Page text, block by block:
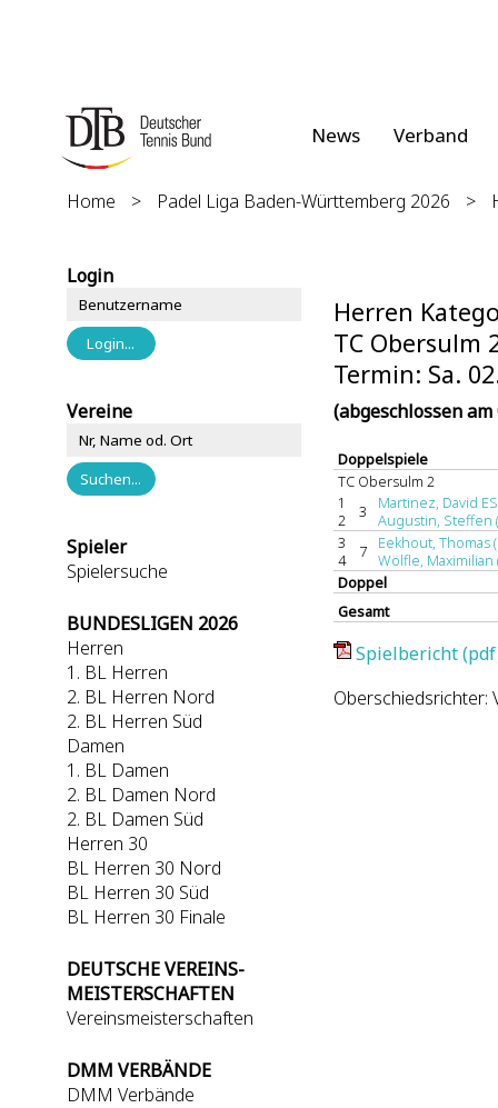
News Verband
Home > Padel Liga Baden-Württemberg 2026 >
Login
Vereine
Spieler
Spielersuche
BUNDESLIGEN 2026
Herren
1. BL Herren
2. BL Herren Nord
2. BL Herren Süd
Damen
1. BL Damen
2. BL Damen Nord
2. BL Damen Süd
Herren 30
BL Herren 30 Nord
BL Herren 30 Süd
BL Herren 30 Finale
DEUTSCHE VEREINS-
MEISTERSCHAFTEN
Vereinsmeisterschaften
DMM VERBÄNDE
DMM Verbände
Herren
TC Obersulm
Termin: Sa.
(abgeschlossen am
Doppelspiele
TC Obersulm 2
1
2
3
Martinez, David
Augustin, Steffen
3
4
7
Eekhout, Thomas
Wölfle, Maximilian
Doppel
Gesamt
Spielbericht
Oberschiedsrichter: